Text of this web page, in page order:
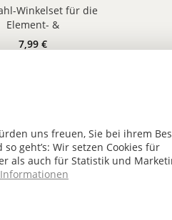
Winkelset für die
Element- &
7,99 €
uns freuen, Sie bei ihrem
geht’s: Wir setzen Cookies für
als auch für Statistik und